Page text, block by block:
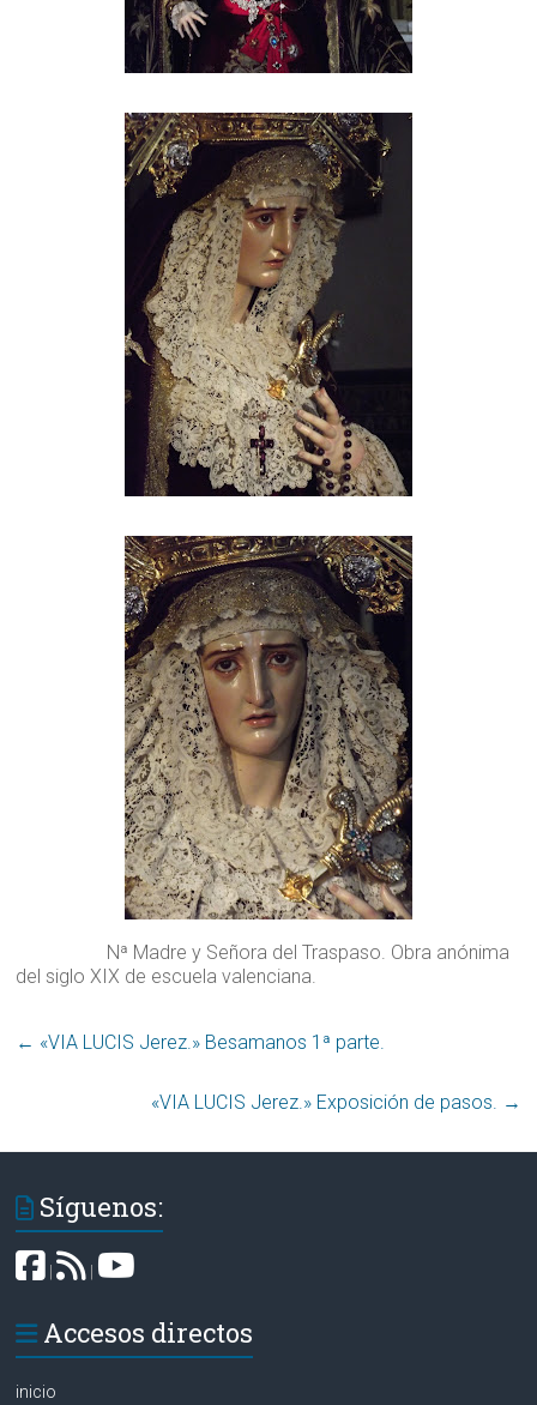
Nª Madre y Señora del Traspaso. Obra anónima
del siglo XIX de escuela valenciana.
← «VIA LUCIS Jerez.» Besamanos 1ª parte‏.
«VIA LUCIS Jerez.» Exposición de pasos. →
Síguenos:
|
Accesos directos
inicio